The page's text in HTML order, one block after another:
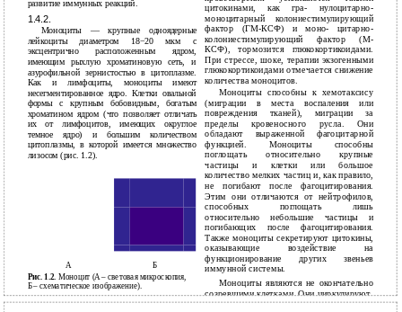
развитие иммунных реакций.
1.4.2.
Моноциты — крупные одноядерные
лейкоциты диаметром 18−20 мкм с
эксцентрично расположенным ядром,
имеющим рыхлую хроматиновую сеть, и
азурофильной зернистостью в цитоплазме.
Как и лимфоциты, моноциты имеют
несегментированное ядро. Клетки овальной
формы с крупным бобовидным, богатым
хроматином ядром (что позволяет отличать
их от лимфоцитов, имеющих округлое
темное ядро) и большим количеством
цитоплазмы, в которой имеется множество
лизосом (рис. 1.2).
А Б
Рис. 1.2. Моноцит (А – световая микроскопия,
Б – схематическое изображение).
цитокинами, как гра- нулоцитарно-
моноцитарный колониестимулирующий
фактoр (ГМ-КСФ) и моно- цитарнo-
колониестимулирующий фактор (М-
КСФ), тормозится глюкокортикоидами.
При стрессе, шоке, терапии экзогенными
глюкокортикоидами отмечается снижение
количества моноцитов.
Моноциты способны к хемотаксису
(миграции в места воспаления или
повреждения тканей), миграции за
пределы кровеносного русла. Они
обладают выраженной фагоцитарной
функцией. Моноциты способны
поглощать относительно крупные
частицы и клетки или большое
количество мелких частиц и, как правило,
не погибают после фагоцитирования.
Этим они отличаются от нейтрофилов,
способных поглощать лишь
относительно небольшие частицы и
погибающих после фагоцитирования.
Также моноциты секретируют цитокины,
оказывающие воздействие на
функционирование других звеньев
иммунной системы.
Моноциты являются не окончательно
созревшими клетками. Они циркулируют
в крови 2−3 дня, затем выходят в окружа-